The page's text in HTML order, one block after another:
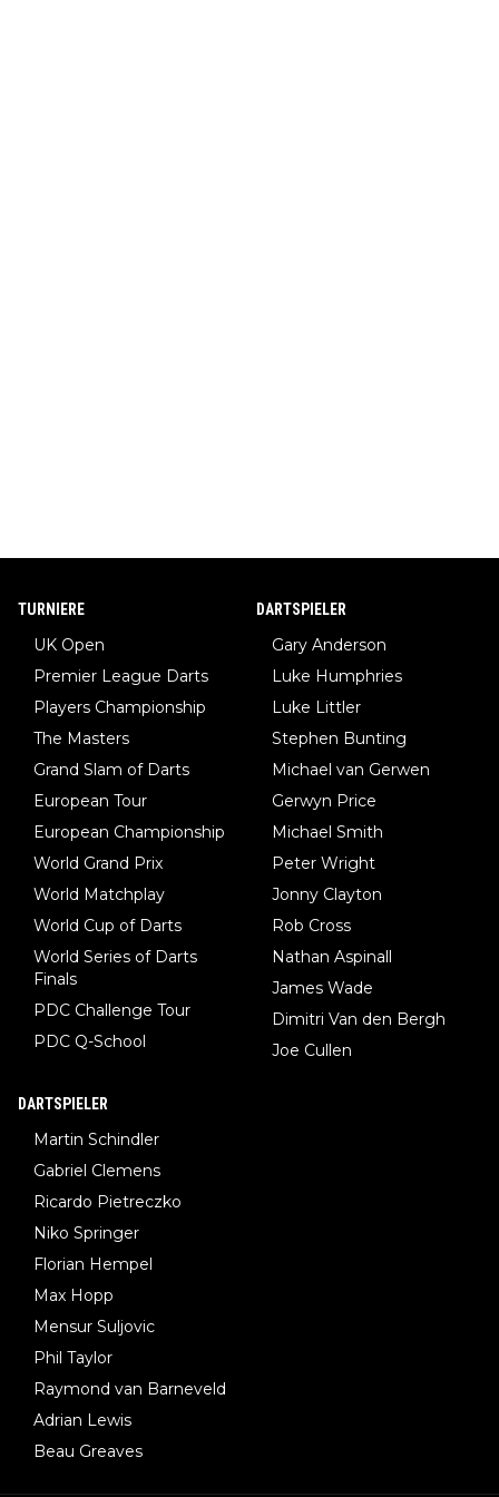
TURNIERE
UK Open
Premier League Darts
Players Championship
The Masters
Grand Slam of Darts
European Tour
European Championship
World Grand Prix
World Matchplay
World Cup of Darts
World Series of Darts
Finals
PDC Challenge Tour
PDC Q-School
DARTSPIELER
Gary Anderson
Luke Humphries
Luke Littler
Stephen Bunting
Michael van Gerwen
Gerwyn Price
Michael Smith
Peter Wright
Jonny Clayton
Rob Cross
Nathan Aspinall
James Wade
Dimitri Van den Bergh
Joe Cullen
DARTSPIELER
Martin Schindler
Gabriel Clemens
Ricardo Pietreczko
Niko Springer
Florian Hempel
Max Hopp
Mensur Suljovic
Phil Taylor
Raymond van Barneveld
Adrian Lewis
Beau Greaves